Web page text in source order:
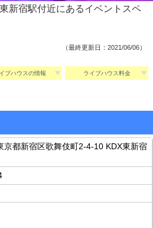
新宿駅付近にあるイベントスペ
（最終更新日：2021/06/06）
ブハウスの情報 ライブハウス料金
京都新宿区歌舞伎町2-4-10 KDX東新宿